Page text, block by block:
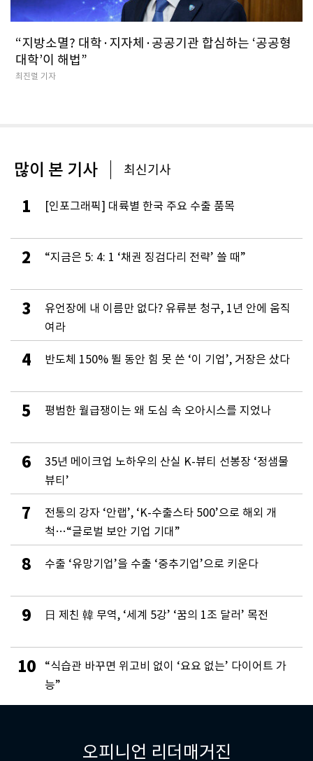
“지방소멸? 대학·지자체·공공기관 합심하는 ‘공공형
대학’이 해법”
최진렬 기자
많이 본 기사 최신기사
1 [인포그래픽] 대륙별 한국 주요 수출 품목
2 “지금은 5: 4: 1 ‘채권 징검다리 전략’ 쓸 때”
3
유언장에 내 이름만 없다? 유류분 청구, 1년 안에 움직
여라
4 반도체 150% 뛸 동안 힘 못 쓴 ‘이 기업’, 거장은 샀다
5 평범한 월급쟁이는 왜 도심 속 오아시스를 지었나
6
35년 메이크업 노하우의 산실 K-뷰티 선봉장 ‘정샘물
뷰티’
7
전통의 강자 ‘안랩’, ‘K-수출스타 500’으로 해외 개
척…“글로벌 보안 기업 기대”
8 수출 ‘유망기업’을 수출 ‘중추기업’으로 키운다
9 日 제친 韓 무역, ‘세계 5강’ ‘꿈의 1조 달러’ 목전
10
“식습관 바꾸면 위고비 없이 ‘요요 없는’ 다이어트 가
능”
오피니언 리더매거진